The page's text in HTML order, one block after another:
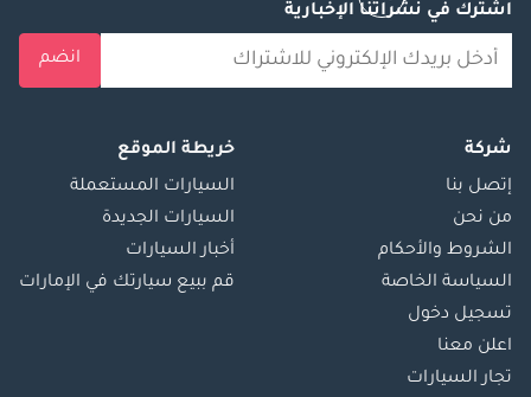
اشترك في نشراتنا الإخبارية
انضم
شركة
إتصل بنا
من نحن
الشروط والأحكام
السياسة الخاصة
تسجيل دخول
اعلن معنا
تجار السيارات
خريطة الموقع
السيارات المستعملة
السيارات الجديدة
أخبار السيارات
قم ببيع سيارتك في الإمارات